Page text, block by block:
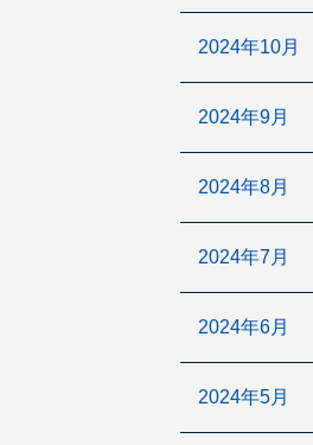
2024年10月
2024年9月
2024年8月
2024年7月
2024年6月
2024年5月